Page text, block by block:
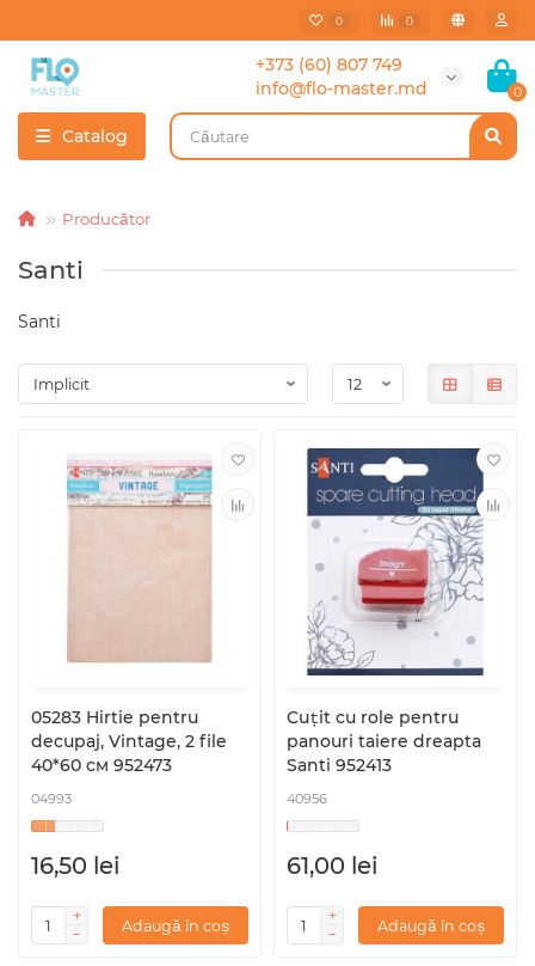
0 0
+373 (60) 807 749
info@flo-master.md
0
Catalog
Producător
Santi
Santi
05283 Hirtie pentru
decupaj, Vintage, 2 file
40*60 см 952473
04993
16,50 lei
Adaugă în coș
Cuțit cu role pentru
panouri taiere dreapta
Santi 952413
40956
61,00 lei
Adaugă în coș